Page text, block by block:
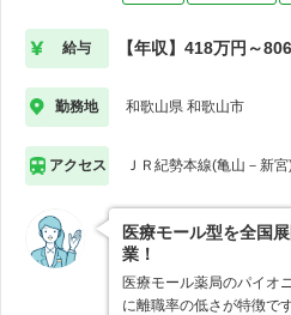
給与 【年収】418万円～
勤務地 和歌山県 和歌山市
アクセス ＪＲ紀勢本線(亀山－新
医療モール型を全国
業！
医療モール薬局のパイオ
に離職率の低さが特徴で